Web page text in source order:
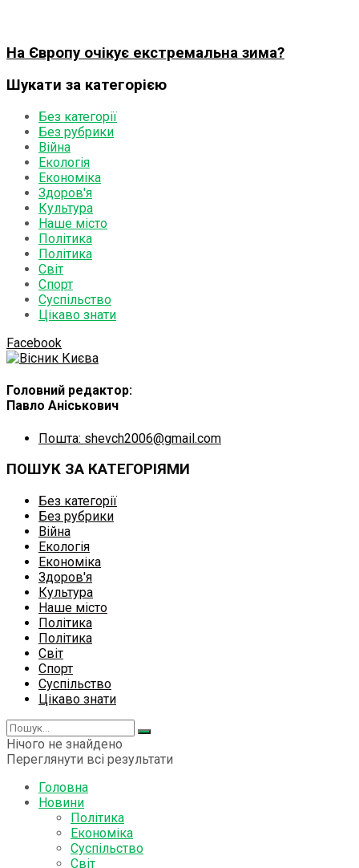
На Європу очікує екстремальна зима?
Шукати за категорією
Без категорії
Без рубрики
Війна
Екологія
Економіка
Здоров'я
Культура
Наше місто
Політика
Політика
Світ
Спорт
Суспільство
Цікаво знати
Facebook
Головний редактор:
Павло Аніськович
Пошта: shevch2006@gmail.com
ПОШУК ЗА КАТЕГОРІЯМИ
Без категорії
Без рубрики
Війна
Екологія
Економіка
Здоров'я
Культура
Наше місто
Політика
Політика
Світ
Спорт
Суспільство
Цікаво знати
Нічого не знайдено
Переглянути всі результати
Головна
Новини
Політика
Економіка
Суспільство
Світ